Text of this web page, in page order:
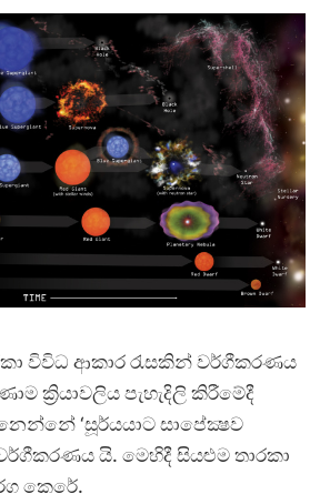
විවිධ ආකාර රැසකින් වර්ගීකරණය
ක්‍රියාවලිය පැහැදිලි කිරීමේදී
‘සූර්යයාට සාපේක්‍ෂව
යි. මෙහිදී සියළුම තාරකා
කෙරේ.